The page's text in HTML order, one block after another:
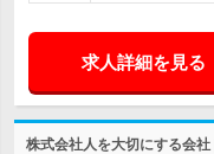
求人詳細を見る
株式会社人を大切にする会